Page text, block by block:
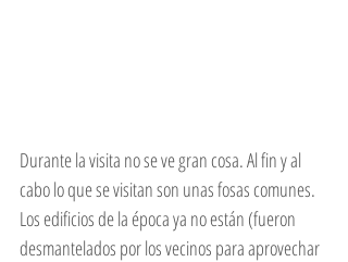
Durante la visita no se ve gran cosa. Al fin y al
cabo lo que se visitan son unas fosas comunes.
Los edificios de la época ya no están (fueron
desmantelados por los vecinos para aprovechar